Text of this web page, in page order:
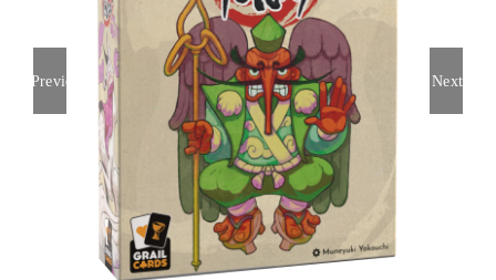
Ma ludothèque idéale
Previous Next